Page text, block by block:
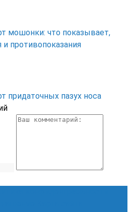
мошонки: что показывает,
и противопоказания
придаточных пазух носа